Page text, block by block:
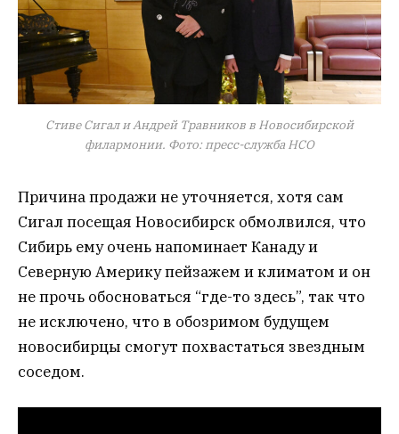
Стиве Сигал и Андрей Травников в Новосибирской
филармонии. Фото: пресс-служба НСО
Причина продажи не уточняется, хотя сам
Сигал посещая Новосибирск обмолвился, что
Сибирь ему очень напоминает Канаду и
Северную Америку пейзажем и климатом и он
не прочь обосноваться “где-то здесь”, так что
не исключено, что в обозримом будущем
новосибирцы смогут похвастаться звездным
соседом.